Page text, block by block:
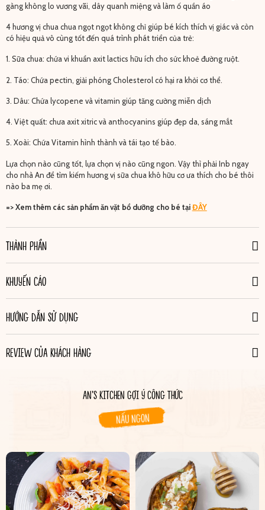
gàng không lo vương vãi, dây quanh miệng và làm ố quần áo
4 hương vị chua chua ngọt ngọt không chỉ giúp bé kích thích vị giác và còn
có hiệu quả vô cùng tốt đến quá trình phát triển của trẻ:
Sữa chua: chứa vi khuẩn axit lactics hữu ích cho sức khoẻ đường ruột.
Táo: Chứa pectin, giải phóng Cholesterol có hại ra khỏi cơ thể.
Dâu: Chứa lycopene và vitamin giúp tăng cường miễn dịch
Việt quất: chưa axit xitric và anthocyanins giúp đẹp da, sáng mắt
Xoài: Chứa Vitamin hình thành và tái tạo tế bào.
Lựa chọn nào cũng tốt, lựa chọn vị nào cũng ngon. Vậy thì phải Inb ngay
cho nhà An để tìm kiếm hương vị sữa chua khô hữu cơ ưa thích cho bé thôi
nào ba mẹ ơi.
=> Xem thêm các sản phẩm ăn vặt bổ dưỡng cho bé tại ĐÂY
THÀNH PHẦN
KHUYẾN CÁO
HƯỚNG DẪN SỬ DỤNG
REVIEW CỦA KHÁCH HÀNG
AN’S KITCHEN GỢI Ý CÔNG THỨC
NẤU NGON